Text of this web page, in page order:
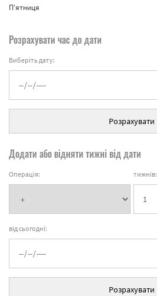
П'ятниця
Розрахувати час до дати
Виберіть дату:
Розрахувати
Додати або відняти тижні від дати
Операція: тижнів:
від сьогодні:
Розрахувати